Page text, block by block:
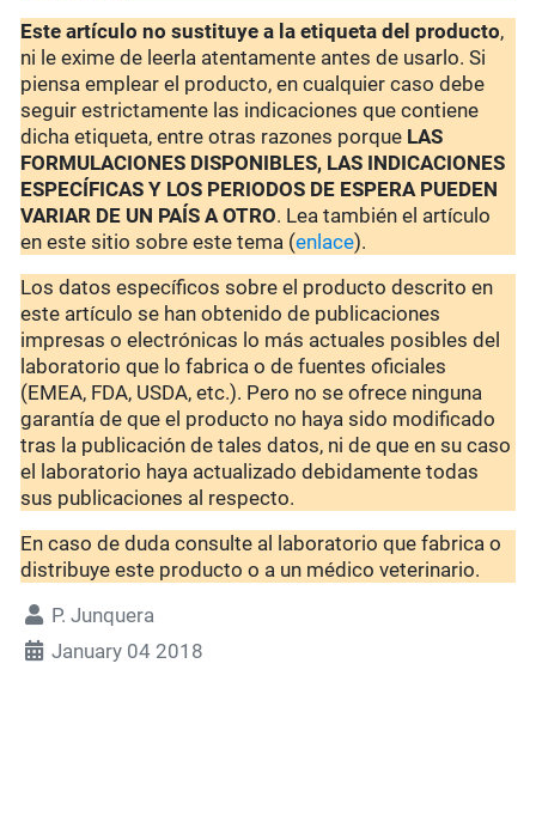
Este artículo no sustituye a la etiqueta del producto,
ni le exime de leerla atentamente antes de usarlo. Si
piensa emplear el producto, en cualquier caso debe
seguir estrictamente las indicaciones que contiene
dicha etiqueta, entre otras razones porque LAS
FORMULACIONES DISPONIBLES, LAS INDICACIONES
ESPECÍFICAS Y LOS PERIODOS DE ESPERA PUEDEN
VARIAR DE UN PAÍS A OTRO. Lea también el artículo
en este sitio sobre este tema (enlace).
Los datos específicos sobre el producto descrito en
este artículo se han obtenido de publicaciones
impresas o electrónicas lo más actuales posibles del
laboratorio que lo fabrica o de fuentes oficiales
(EMEA, FDA, USDA, etc.). Pero no se ofrece ninguna
garantía de que el producto no haya sido modificado
tras la publicación de tales datos, ni de que en su caso
el laboratorio haya actualizado debidamente todas
sus publicaciones al respecto.
En caso de duda consulte al laboratorio que fabrica o
distribuye este producto o a un médico veterinario.
P. Junquera
January 04 2018